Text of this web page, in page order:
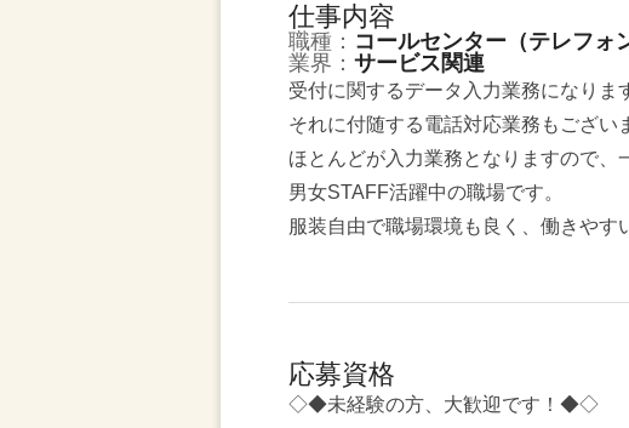
仕事内容
職種： コールセンター（テレフォ
業界： サービス関連
受付に関するデータ入力業務になりま
それに付随する電話対応業務もござい
ほとんどが入力業務となりますので、
男女STAFF活躍中の職場です。
服装自由で職場環境も良く、働きやす
応募資格
◇◆未経験の方、大歓迎です！◆◇